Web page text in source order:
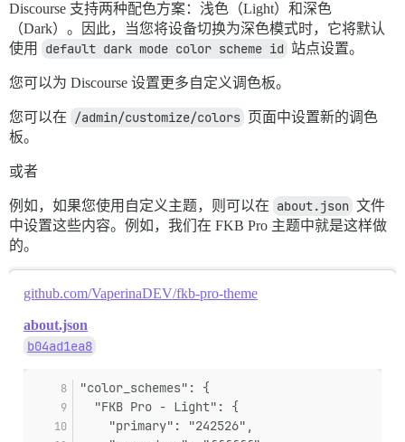
Discourse 支持两种配色方案：浅色（Light）和深色
（Dark）。因此，当您将设备切换为深色模式时，它将默认
使用
default dark mode color scheme id 站点设置。
您可以为 Discourse 设置更多自定义调色板。
您可以在 /admin/customize/colors 页面中设置新的调色
板。
或者
例如，如果您使用自定义主题，则可以在 about.json 文件
中设置这些内容。例如，我们在 FKB Pro 主题中就是这样做
的。
github.com/VaperinaDEV/fkb-pro-theme
about.json
b04ad1ea8
"color_schemes": {
  "FKB Pro - Light": {
    "primary": "242526",